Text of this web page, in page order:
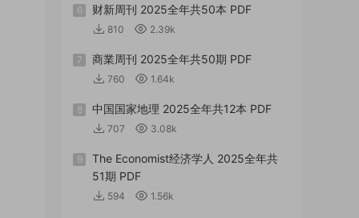
6 财新周刊 2025全年共50本 PDF
810 2.39k
7 商業周刊 2025全年共50期 PDF
760 1.64k
8 中国国家地理 2025全年共12本 PDF
707 3.08k
9
The Economist经济学人 2025全年共
51期 PDF
594 1.56k